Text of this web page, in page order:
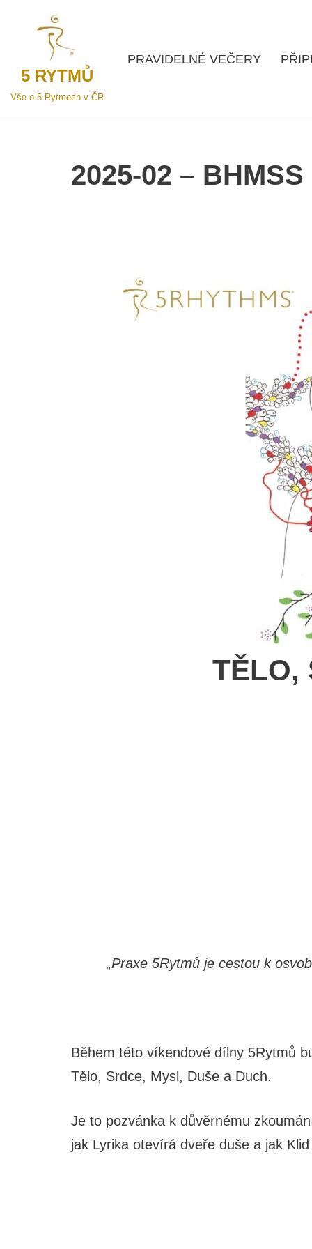
Přeskočit
obsah
5 RYTMŮ
Vše o 5 Rytmech v ČR
PRAVIDELNÉ VEČERY
2025-02 – BHMSS
TĚLO,
„Praxe 5Rytmů je cestou k
Během této víkendové dílny 5Rytmů
Tělo, Srdce, Mysl, Duše a Duch.
Je to pozvánka k důvěrnému
jak Lyrika otevírá dveře duše a jak